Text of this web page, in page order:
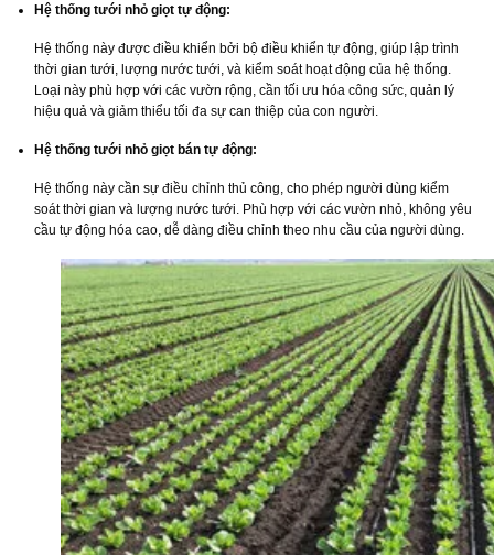
Hệ thống tưới nhỏ giọt tự động:
Hệ thống này được điều khiển bởi bộ điều khiển tự động, giúp lập trình
thời gian tưới, lượng nước tưới, và kiểm soát hoạt động của hệ thống.
Loại này phù hợp với các vườn rộng, cần tối ưu hóa công sức, quản lý
hiệu quả và giảm thiểu tối đa sự can thiệp của con người.
Hệ thống tưới nhỏ giọt bán tự động:
Hệ thống này cần sự điều chỉnh thủ công, cho phép người dùng kiểm
soát thời gian và lượng nước tưới. Phù hợp với các vườn nhỏ, không yêu
cầu tự động hóa cao, dễ dàng điều chỉnh theo nhu cầu của người dùng.